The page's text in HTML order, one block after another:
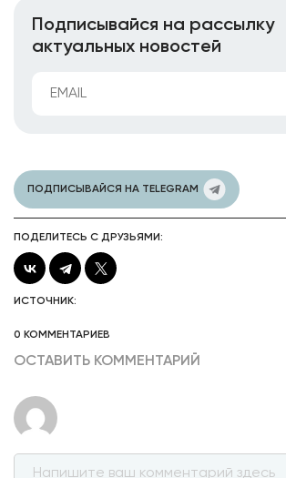
Подписывайся на рассылку
актуальных новостей
ПОДПИСЫВАЙСЯ НА TELEGRAM
ПОДЕЛИТЕСЬ С ДРУЗЬЯМИ:
ИСТОЧНИК:
0 КОММЕНТАРИЕВ
ОСТАВИТЬ КОММЕНТАРИЙ